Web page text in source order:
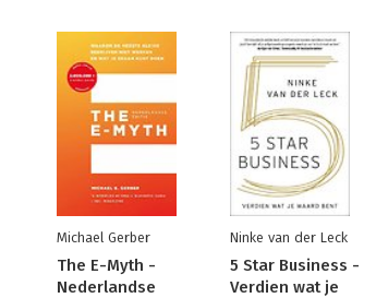
Michael Gerber
The E-Myth -
Nederlandse
Ninke van der Leck
5 Star Business -
Verdien wat je